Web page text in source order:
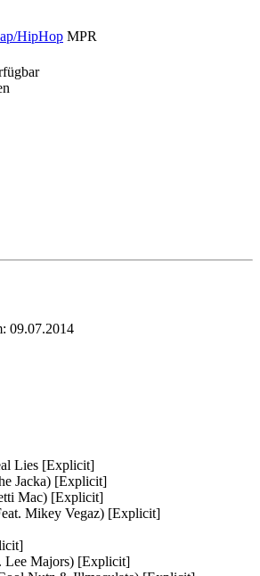
HipHop MPR
09.07.2014
Lies [Explicit]
Jacka) [Explicit]
Mac) [Explicit]
Mikey Vegaz) [Explicit]
Lee Majors) [Explicit]